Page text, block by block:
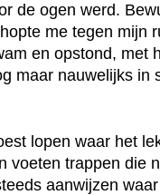
de ogen werd.
me tegen mijn
en opstond, met
maar nauwelijks in
lopen waar het
voeten trappen die
aanwijzen